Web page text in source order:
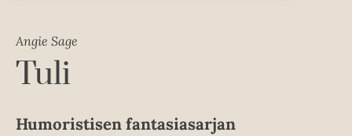
Angie Sage
Tuli
Humoristisen fantasiasarjan